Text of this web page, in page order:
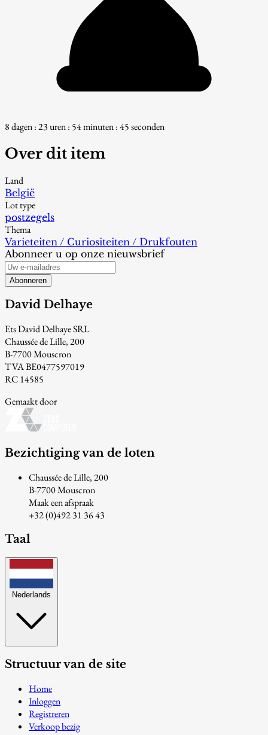
8 dagen : 23 uren : 54 minuten : 45 seconden
Over dit item
Land
België
Lot type
postzegels
Thema
Varieteiten / Curiositeiten / Drukfouten
Abonneer u op onze nieuwsbrief
Abonneren
David Delhaye
Ets David Delhaye SRL
Chaussée de Lille, 200
B-7700 Mouscron
TVA BE0477597019
RC 14585
Gemaakt door
Bezichtiging van de loten
Chaussée de Lille, 200
B-7700 Mouscron
Maak een afspraak
+32 (0)492 31 36 43
Taal
Nederlands
Structuur van de site
Home
Inloggen
Registreren
Verkoop bezig